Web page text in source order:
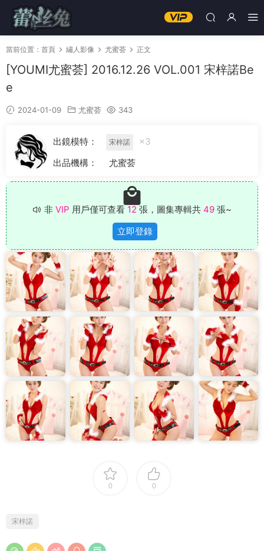
當前位置： 首頁 繡人影像 尤蜜荟 正文
[YOUMI尤蜜荟] 2016.12.26 VOL.001 宋梓諾Be
e
2024-01-09 尤蜜荟 343
出鏡模特： 宋梓諾
×3
出品機構：
尤蜜荟
非 VIP 用戶僅可查看 12 張，圖集專輯共 49 張~
立即登錄
0 0
宋梓諾